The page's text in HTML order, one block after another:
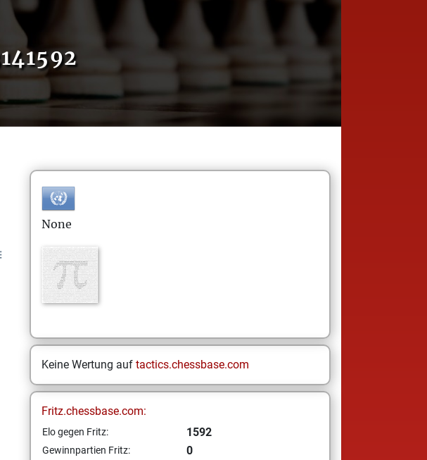
None
Keine Wertung auf tactics.chessbase.com
Fritz.chessbase.com:
Elo gegen Fritz: 1592
Gewinnpartien Fritz: 0